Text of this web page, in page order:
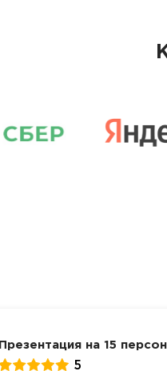
Презентация на 15 персон
5